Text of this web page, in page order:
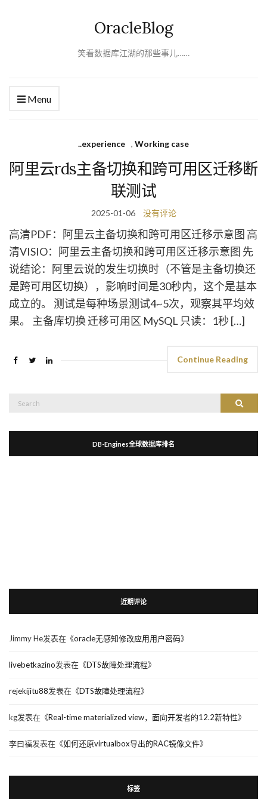
OracleBlog
笑看数据库江湖的那些事儿……
Menu
..experience , Working case
阿里云rds主备切换和跨可用区迁移断
联测试
2025-01-06 没有评论
高清PDF：阿里云主备切换和跨可用区迁移示意图 高
清VISIO：阿里云主备切换和跨可用区迁移示意图 先
说结论：阿里云说的发生切换时（不管是主备切换还
是跨可用区切换），影响时间是30秒内，这个是基本
成立的。 测试是每种场景测试4~5次，观察其平均效
果。 主备库切换 迁移可用区 MySQL 只读：1秒 […]
Continue Reading
Search
DB-Engines全球数据库排名
近期评论
Jimmy He发表在《oracle无感知修改应用用户密码》
livebetkazino发表在《DTS故障处理流程》
rejekijitu88发表在《DTS故障处理流程》
kg发表在《Real-time materialized view，面向开发者的12.2新特性》
李曰福发表在《如何还原virtualbox导出的RAC镜像文件》
标签